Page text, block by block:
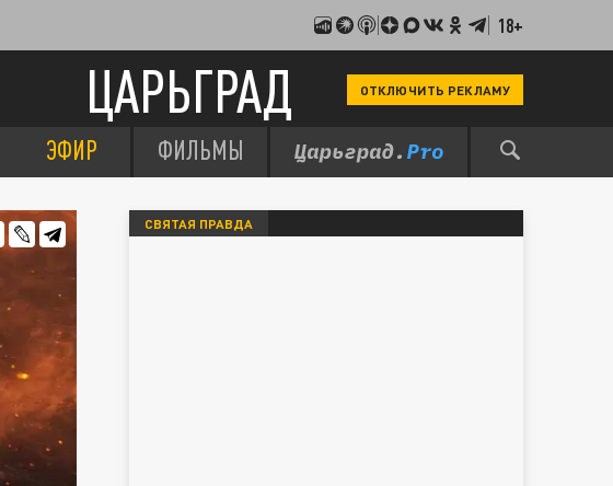
18+
ЦАРЬГРАД ОТКЛЮЧИТЬ РЕКЛАМУ
ЭФИР ФИЛЬМЫ
СВЯТАЯ ПРАВДА